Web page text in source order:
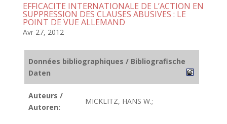
EFFICACITE INTERNATIONALE DE L’ACTION EN
SUPPRESSION DES CLAUSES ABUSIVES : LE
POINT DE VUE ALLEMAND
Avr 27, 2012
Données bibliographiques / Bibliografische
Daten
Auteurs /
Autoren:
MICKLITZ, HANS W.;